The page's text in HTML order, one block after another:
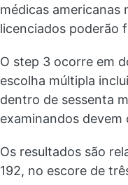
médicas
licenciados poderão
O step 3 ocorre em
escolha múltipla
dentro de sessenta
examinandos
Os resultados são
192, no escore de